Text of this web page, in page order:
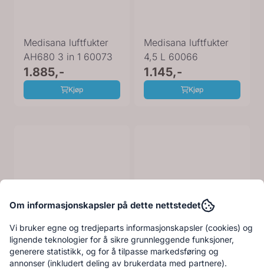
Medisana luftfukter
AH680 3 in 1 60073
1.885,-
Kjøp
Medisana luftfukter
4,5 L 60066
1.145,-
Kjøp
Om informasjonskapsler på dette nettstedet
Vi bruker egne og tredjeparts informasjonskapsler (cookies) og
lignende teknologier for å sikre grunnleggende funksjoner,
generere statistikk, og for å tilpasse markedsføring og
annonser (inkludert deling av brukerdata med partnere).